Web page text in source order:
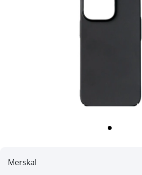
Merskal